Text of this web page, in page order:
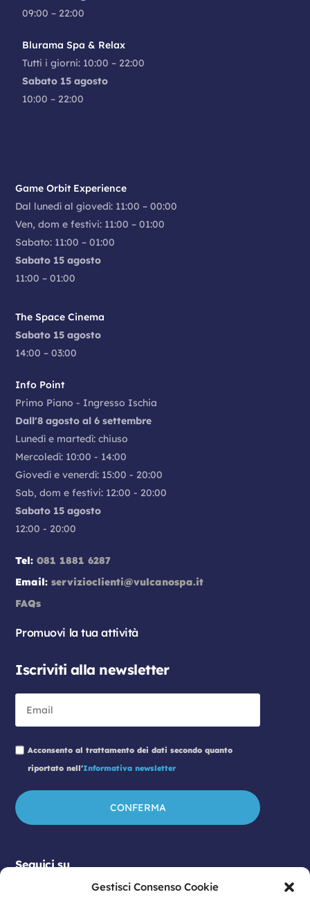
Gestisci Consenso Cookie
09:00 – 22:00
Blurama Spa & Relax
Tutti i giorni: 10:00 – 22:00
Sabato 15 agosto
10:00 – 22:00
Game Orbit Experience
Dal lunedì al giovedì: 11:00 – 00:00
Ven, dom e festivi: 11:00 – 01:00
Sabato: 11:00 – 01:00
Sabato 15 agosto
11:00 – 01:00
The Space Cinema
Sabato 15 agosto
14:00 – 03:00
Info Point
Primo Piano - Ingresso Ischia
Dall'8 agosto al 6 settembre
Lunedì e martedì: chiuso
Mercoledì: 10:00 - 14:00
Giovedì e venerdì: 15:00 - 20:00
Sab, dom e festivi: 12:00 - 20:00
Sabato 15 agosto
12:00 - 20:00
Tel: 081 1881 6287
Email: servizioclienti@vulcanospa.it
FAQs
Promuovi la tua attività
Iscriviti alla newsletter
Acconsento al trattamento dei dati secondo quanto
riportato nell'Informativa newsletter
Seguici su